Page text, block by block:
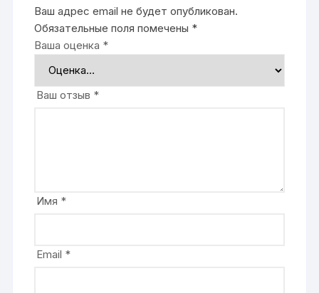
Ваш адрес email не будет опубликован.
Обязательные поля помечены *
Ваша оценка *
Ваш отзыв *
Имя *
Email *